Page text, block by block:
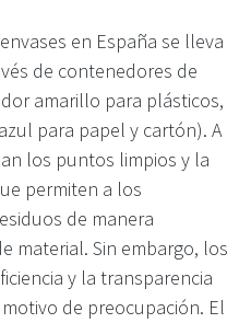
en España se lleva
de contenedores de
amarillo para plásticos,
para papel y cartón). A
los puntos limpios y la
permiten a los
de manera
material. Sin embargo, los
y la transparencia
de preocupación. El